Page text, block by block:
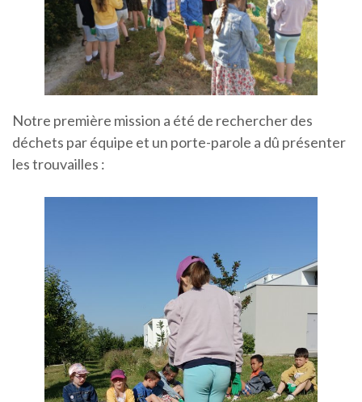
Notre première mission a été de rechercher des
déchets par équipe et un porte-parole a dû présenter
les trouvailles :